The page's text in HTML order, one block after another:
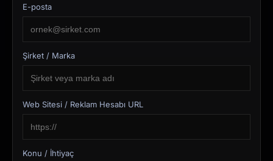
E-posta
Şirket / Marka
Web Sitesi / Reklam Hesabı URL
Konu / İhtiyaç